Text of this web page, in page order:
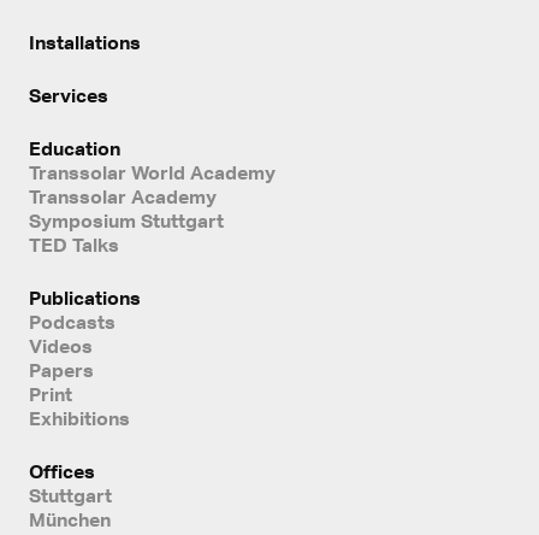
Installations
Services
Education
Transsolar World Academy
Transsolar Academy
Symposium Stuttgart
TED Talks
Publications
Podcasts
Videos
Papers
Print
Exhibitions
Offices
Stuttgart
München